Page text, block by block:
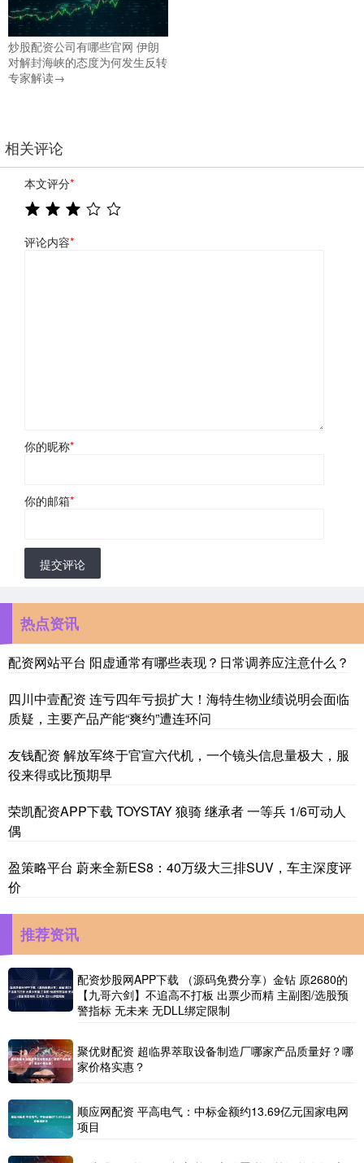
炒股配资公司有哪些官网 伊朗
对解封海峡的态度为何发生反转
专家解读→
相关评论
本文评分*
评论内容*
你的昵称*
你的邮箱*
提交评论
热点资讯
配资网站平台 阳虚通常有哪些表现？日常调养应注意什么？
四川中壹配资 连亏四年亏损扩大！海特生物业绩说明会面临
质疑，主要产品产能“爽约”遭连环问
友钱配资 解放军终于官宣六代机，一个镜头信息量极大，服
役来得或比预期早
荣凯配资APP下载 TOYSTAY 狼骑 继承者 一等兵 1/6可动人
偶
盈策略平台 蔚来全新ES8：40万级大三排SUV，车主深度评
价
推荐资讯
配资炒股网APP下载 （源码免费分享）金钻 原2680的
【九哥六剑】不追高不打板 出票少而精 主副图/选股预
警指标 无未来 无DLL绑定限制
聚优财配资 超临界萃取设备制造厂哪家产品质量好？哪
家价格实惠？
顺应网配资 平高电气：中标金额约13.69亿元国家电网
项目